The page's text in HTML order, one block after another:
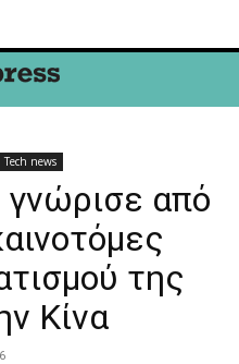
Tech news
από
της
Κίνα